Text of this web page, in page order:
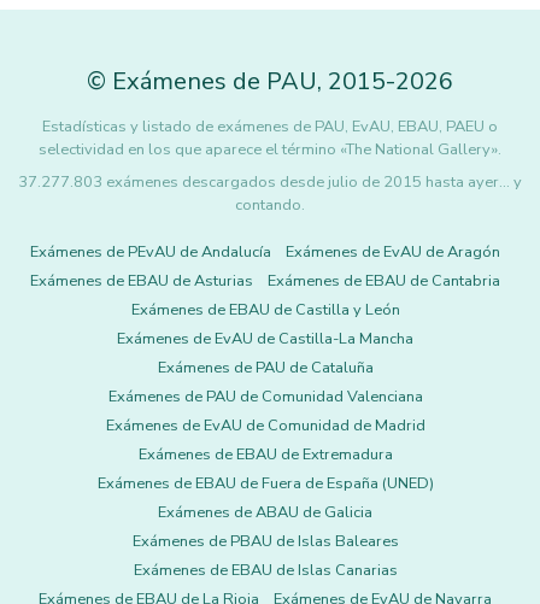
© Exámenes de PAU, 2015-2026
Estadísticas y listado de exámenes de PAU, EvAU, EBAU, PAEU o
selectividad en los que aparece el término «The National Gallery».
37.277.803 exámenes descargados desde julio de 2015 hasta ayer... y
contando.
Exámenes de PEvAU de Andalucía
Exámenes de EvAU de Aragón
Exámenes de EBAU de Asturias
Exámenes de EBAU de Cantabria
Exámenes de EBAU de Castilla y León
Exámenes de EvAU de Castilla-La Mancha
Exámenes de PAU de Cataluña
Exámenes de PAU de Comunidad Valenciana
Exámenes de EvAU de Comunidad de Madrid
Exámenes de EBAU de Extremadura
Exámenes de EBAU de Fuera de España (UNED)
Exámenes de ABAU de Galicia
Exámenes de PBAU de Islas Baleares
Exámenes de EBAU de Islas Canarias
Exámenes de EBAU de La Rioja
Exámenes de EvAU de Navarra